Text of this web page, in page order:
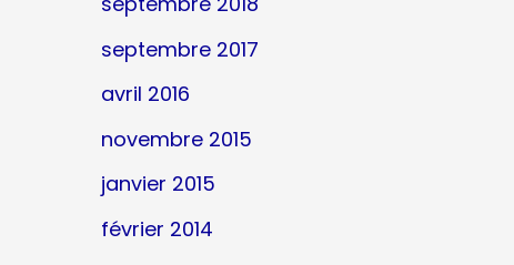
septembre 2017
avril 2016
novembre 2015
janvier 2015
février 2014